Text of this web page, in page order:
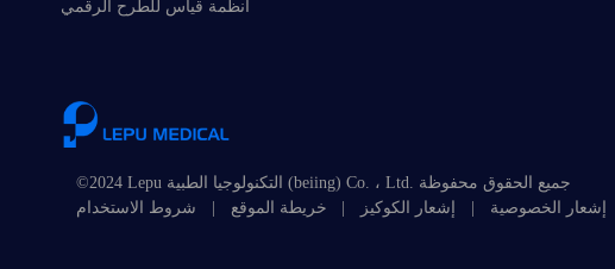
أنظمة قياس للطرح الرقمي
©2024 Lepu التكنولوجيا الطبية (beiing) Co. ، Ltd. جميع الحقوق محفوظة
شروط الاستخدام
| خريطة الموقع | إشعار الكوكيز | إشعار الخصوصية